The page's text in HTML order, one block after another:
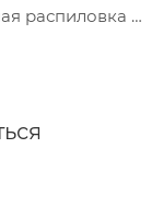
распиловка в